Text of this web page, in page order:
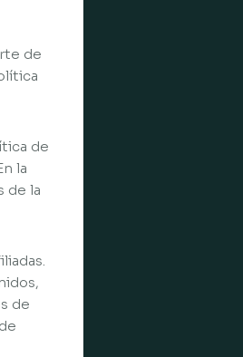
de
de
la
de la
de